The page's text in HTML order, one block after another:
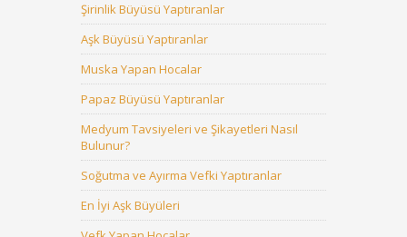
Şirinlik Büyüsü Yaptıranlar
Aşk Büyüsü Yaptıranlar
Muska Yapan Hocalar
Papaz Büyüsü Yaptıranlar
Medyum Tavsiyeleri ve Şikayetleri Nasıl
Bulunur?
Soğutma ve Ayırma Vefki Yaptıranlar
En İyi Aşk Büyüleri